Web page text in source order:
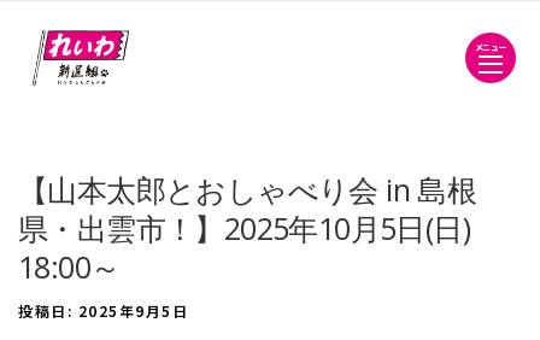
メニュー
【山本太郎とおしゃべり会 in 島根
県・出雲市！】2025年10月5日(日)
18:00～
投稿日: 2025年9月5日